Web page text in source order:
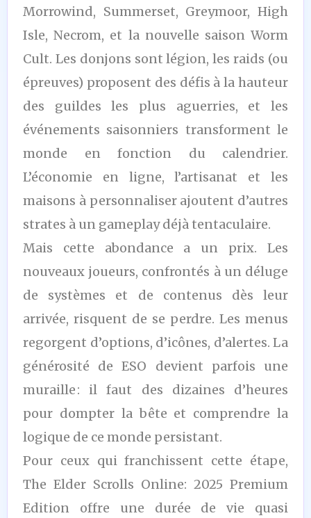
Morrowind, Summerset, Greymoor, High
Isle, Necrom, et la nouvelle saison Worm
Cult. Les donjons sont légion, les raids (ou
épreuves) proposent des défis à la hauteur
des guildes les plus aguerries, et les
événements saisonniers transforment le
monde en fonction du calendrier.
L’économie en ligne, l’artisanat et les
maisons à personnaliser ajoutent d’autres
strates à un gameplay déjà tentaculaire.
Mais cette abondance a un prix. Les
nouveaux joueurs, confrontés à un déluge
de systèmes et de contenus dès leur
arrivée, risquent de se perdre. Les menus
regorgent d’options, d’icônes, d’alertes. La
générosité de ESO devient parfois une
muraille : il faut des dizaines d’heures
pour dompter la bête et comprendre la
logique de ce monde persistant.
Pour ceux qui franchissent cette étape,
The Elder Scrolls Online: 2025 Premium
Edition offre une durée de vie quasi